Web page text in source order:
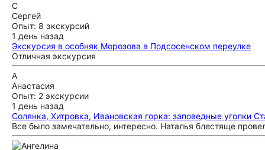
С
Сергей
Опыт: 8 экскурсий
1 день назад
Экскурсия в особняк Морозова в Подсосенском переулке
Отличная экскурсия
А
Анастасия
Опыт: 2 экскурсии
1 день назад
Солянка, Хитровка, Ивановская горка: заповедные уголки
Все было замечательно, интересно. Наталья блестяще